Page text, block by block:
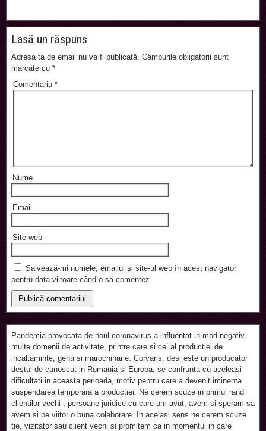
Lasă un răspuns
Adresa ta de email nu va fi publicată. Câmpurile obligatorii sunt
marcate cu *
Comentariu *
Nume
Email
Site web
Salvează-mi numele, emailul și site-ul web în acest navigator
pentru data viitoare când o să comentez.
Pandemia provocata de noul coronavirus a influentat in mod negativ
multe domenii de activitate, printre care si cel al productiei de
incaltaminte, genti si marochinarie. Corvaris, desi este un producator
destul de cunoscut in Romania si Europa, se confrunta cu aceleasi
dificultati in aceasta perioada, motiv pentru care a devenit iminenta
suspendarea temporara a productiei. Ne cerem scuze in primul rand
clientilor vechi , persoane juridice cu care am avut, avem si speram sa
avem si pe viitor o buna colaborare. In acelasi sens ne cerem scuze
tie, vizitator sau client vechi si promitem ca in momentul in care